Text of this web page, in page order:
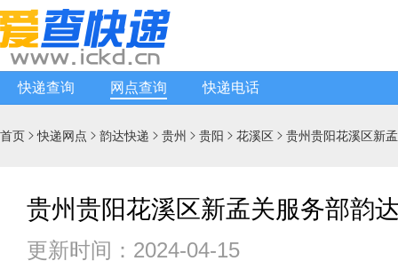
快递查询 网点查询 快递电话
首页 快递网点  韵达快递  贵州  贵阳  花溪区  贵州贵阳花溪区新
贵州贵阳花溪区新孟关服务部韵
更新时间：2024-04-15